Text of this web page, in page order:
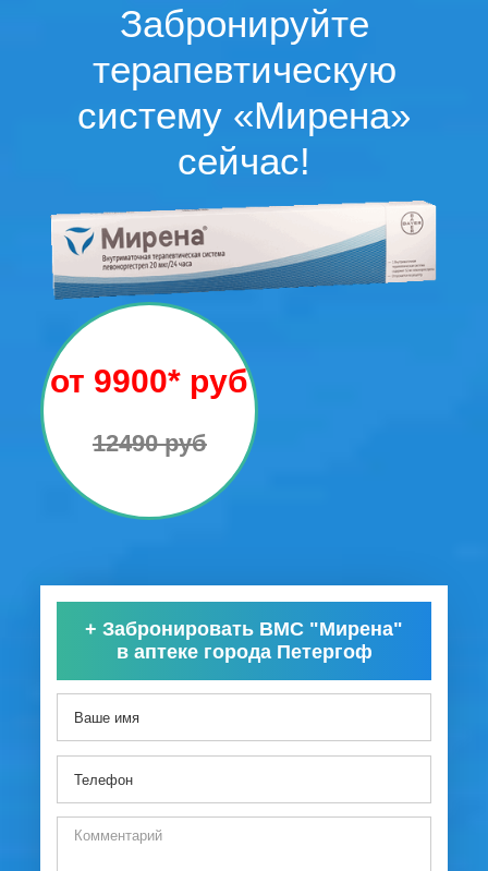
Забронируйте
терапевтическую
систему «Мирена»
сейчас!
от 9900* руб
12490 руб
+ Забронировать ВМС "Мирена"
в аптеке города Петергоф